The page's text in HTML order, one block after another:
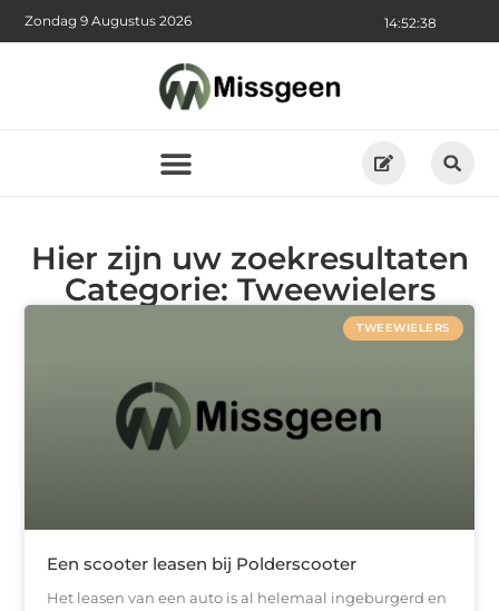
14:52:38
Zondag 9 Augustus 2026
Hier zijn uw zoekresultaten
Categorie: Tweewielers
TWEEWIELERS
Een scooter leasen bij Polderscooter
Het leasen van een auto is al helemaal ingeburgerd en